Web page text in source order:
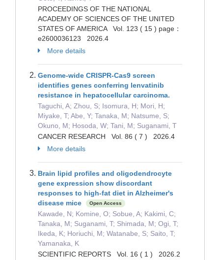
PROCEEDINGS OF THE NATIONAL
ACADEMY OF SCIENCES OF THE UNITED
STATES OF AMERICA Vol. 123 ( 15 ) page：
e2600036123 2026.4
More details
Genome-wide CRISPR-Cas9 screen
identifies genes conferring lenvatinib
resistance in hepatocellular carcinoma.
Taguchi, A; Zhou, S; Isomura, H; Mori, H;
Miyake, T; Abe, Y; Tanaka, M; Natsume, S;
Okuno, M; Hosoda, W; Tani, M; Suganami, T
CANCER RESEARCH Vol. 86 ( 7 ) 2026.4
More details
Brain lipid profiles and oligodendrocyte
gene expression show discordant
responses to high-fat diet in Alzheimer's
disease mice
Open Access
Kawade, N; Komine, O; Sobue, A; Kakimi, C;
Tanaka, M; Suganami, T; Shimada, M; Ogi, T;
Ikeda, K; Horiuchi, M; Watanabe, S; Saito, T;
Yamanaka, K
SCIENTIFIC REPORTS Vol. 16 ( 1 ) 2026.2